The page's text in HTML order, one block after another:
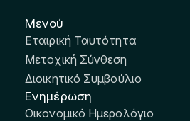
Μενού
Εταιρική Ταυτότητα
Μετοχική Σύνθεση
Διοικητικό Συμβούλιο
Ενημέρωση
Οικονομικό Ημερολόγιο